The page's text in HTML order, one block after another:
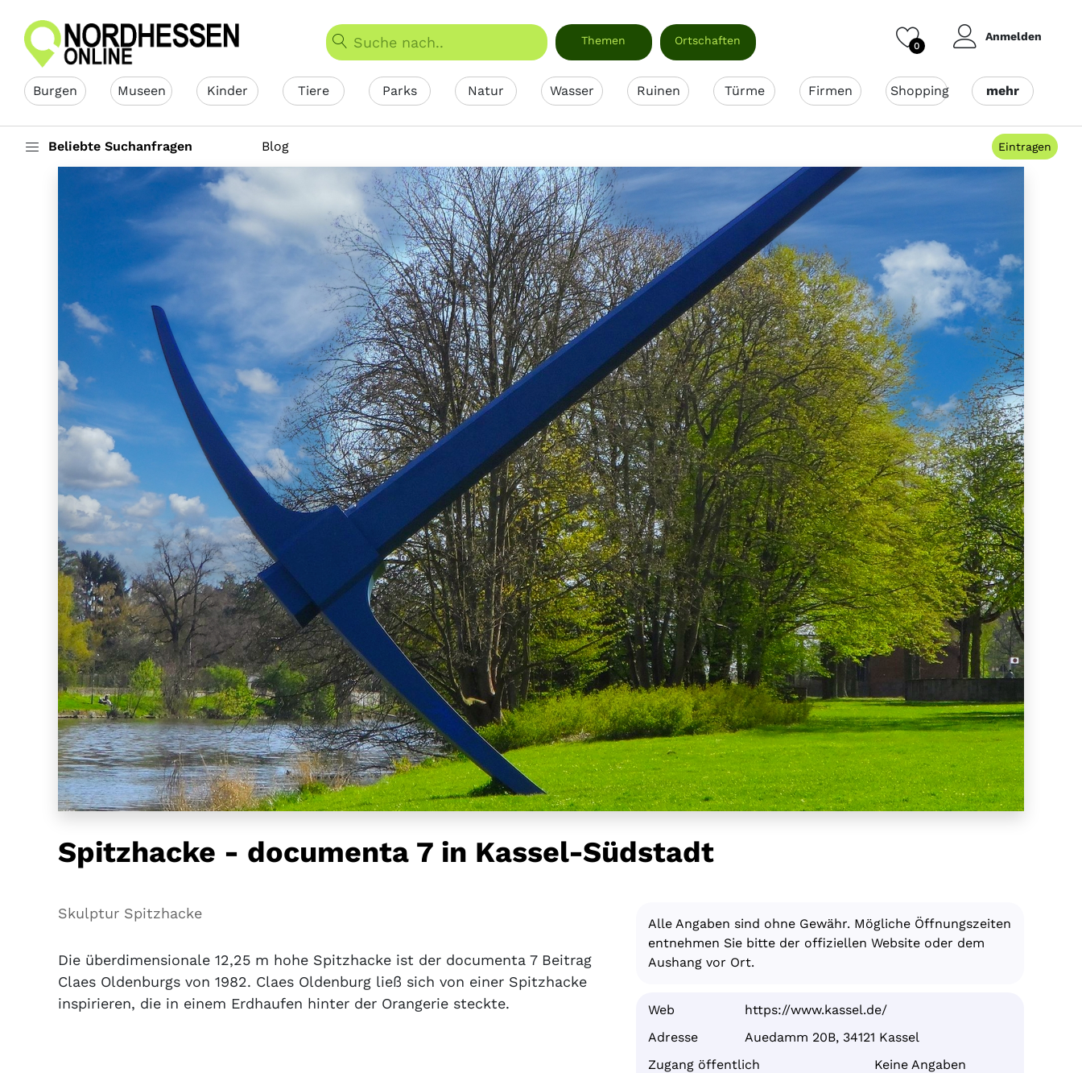
Themen Ortschaften 0
Anmelden
Burgen Museen Kinder Tiere Parks Natur Wasser Ruinen Türme Firmen Shopping mehr
Beliebte Suchanfragen Blog Eintragen
Spitzhacke - documenta 7 in Kassel-Südstadt
Skulptur Spitzhacke
Die überdimensionale 12,25 m hohe Spitzhacke ist der documenta 7 Beitrag
Claes Oldenburgs von 1982. Claes Oldenburg ließ sich von einer Spitzhacke
inspirieren, die in einem Erdhaufen hinter der Orangerie steckte.
Alle Angaben sind ohne Gewähr. Mögliche Öffnungszeiten
entnehmen Sie bitte der offiziellen Website oder dem
Aushang vor Ort.
Web
https://www.kassel.de/
Adresse
Auedamm 20B, 34121 Kassel
Zugang öffentlich
Keine Angaben